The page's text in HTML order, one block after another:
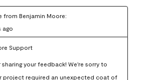
from Benjamin Moore:
ago
Support
your feedback! We're sorry to
project required an unexpected coat of